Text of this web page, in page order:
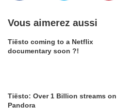
Vous aimerez aussi
Tiësto coming to a Netflix
documentary soon ?!
Tiësto: Over 1 Billion streams on
Pandora